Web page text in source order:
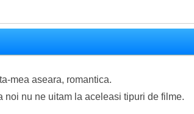
mea aseara, romantica.
noi nu ne uitam la aceleasi tipuri de filme.